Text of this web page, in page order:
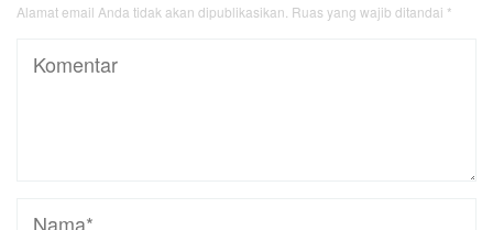
Alamat email Anda tidak akan dipublikasikan. Ruas yang wajib ditandai *